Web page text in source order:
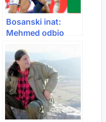
Bosanski inat:
Mehmed odbio
otkaz u Austriji
zbog utakmice BiH